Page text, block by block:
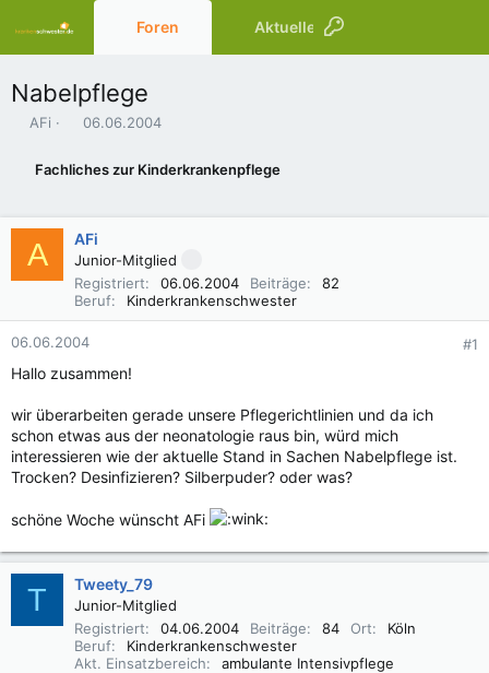
Foren Aktuelles
Nabelpflege
E
l
e
r
AFi
E
s
t
l
l
t
a
m
06.06.2004
Fachliches zur Kinderkrankenpflege
A AFi
Junior-Mitglied
Registriert
06.06.2004 Beiträge
82
Beruf
Kinderkrankenschwester
06.06.2004 #1
Hallo zusammen!
wir überarbeiten gerade unsere Pflegerichtlinien und da ich
schon etwas aus der neonatologie raus bin, würd mich
interessieren wie der aktuelle Stand in Sachen Nabelpflege ist.
Trocken? Desinfizieren? Silberpuder? oder was?
schöne Woche wünscht AFi
T Tweety_79
Junior-Mitglied
Registriert
04.06.2004 Beiträge 84 Ort
Köln
Beruf
Kinderkrankenschwester
Akt. Einsatzbereich
ambulante Intensivpflege